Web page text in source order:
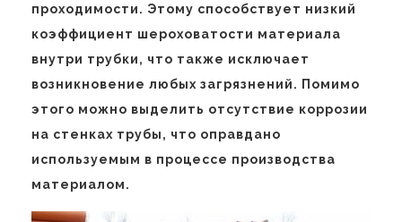
проходимости. Этому способствует низкий
коэффициент шероховатости материала
внутри трубки, что также исключает
возникновение любых загрязнений. Помимо
этого можно выделить отсутствие коррозии
на стенках трубы, что оправдано
используемым в процессе производства
материалом.